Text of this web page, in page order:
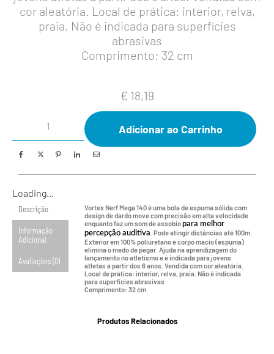
cor aleatória. Local de prática: interior, relva,
praia. Não é indicada para superfícies
abrasivas
Comprimento: 32 cm
€ 18,19
Adicionar ao Carrinho
Loading...
Descrição
Informação
Adicional
Avaliações (0)
Vortex Nerf Mega 140 é uma bola de espuma sólida com
design de dardo move com precisão em alta velocidade
enquanto faz um som de assobiopara melhor
percepção auditiva . Pode atingir distâncias até 100m.
Exterior em 100% poliuretano e corpo macio (espuma)
elimina o medo de pegar. Ajuda na aprendizagem do
lançamento no atletismo e é indicada para jovens
atletas a partir dos 6 anos. Vendida com cor aleatória.
Local de prática: interior, relva, praia. Não é indicada
para superfícies abrasivas
Comprimento: 32 cm
Produtos Relacionados